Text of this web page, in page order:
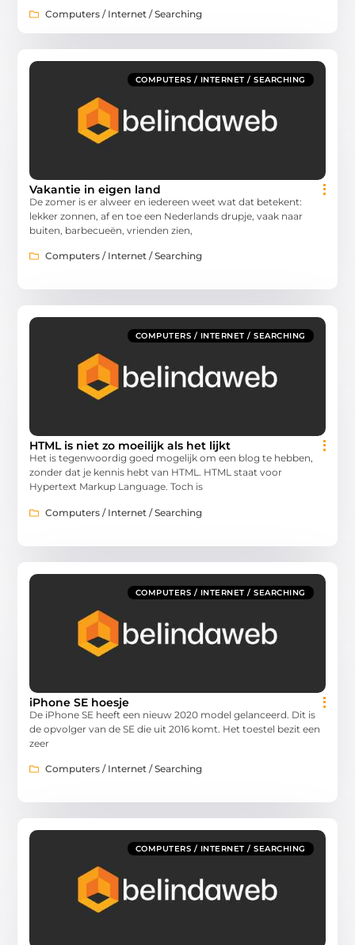
Computers / Internet / Searching
COMPUTERS / INTERNET / SEARCHING
Vakantie in eigen land
De zomer is er alweer en iedereen weet wat dat betekent:
lekker zonnen, af en toe een Nederlands drupje, vaak naar
buiten, barbecueën, vrienden zien,
Computers / Internet / Searching
COMPUTERS / INTERNET / SEARCHING
HTML is niet zo moeilijk als het lijkt
Het is tegenwoordig goed mogelijk om een blog te hebben,
zonder dat je kennis hebt van HTML. HTML staat voor
Hypertext Markup Language. Toch is
Computers / Internet / Searching
COMPUTERS / INTERNET / SEARCHING
iPhone SE hoesje
De iPhone SE heeft een nieuw 2020 model gelanceerd. Dit is
de opvolger van de SE die uit 2016 komt. Het toestel bezit een
zeer
Computers / Internet / Searching
COMPUTERS / INTERNET / SEARCHING